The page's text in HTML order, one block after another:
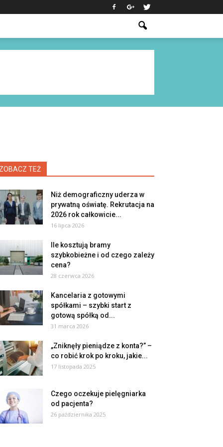
ZOBACZ TEŻ
Niż demograficzny uderza w
prywatną oświatę. Rekrutacja na
2026 rok całkowicie...
16 lipca 2026
Ile kosztują bramy
szybkobieżne i od czego zależy
cena?
28 czerwca 2026
Kancelaria z gotowymi
spółkami – szybki start z
gotową spółką od...
31 marca 2026
„Zniknęły pieniądze z konta?” –
co robić krok po kroku, jakie...
17 listopada 2025
Czego oczekuje pielęgniarka
od pacjenta?
26 października 2025